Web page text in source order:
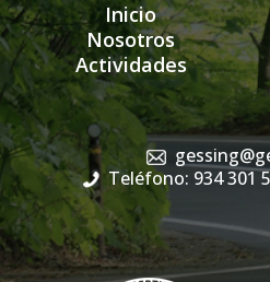
Inicio
Nosotros
Actividades
Teléfono: 934 301